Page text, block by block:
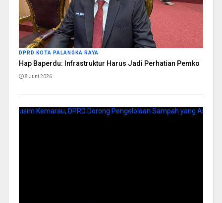
DPRD KOTA PALANGKA RAYA
Hap Baperdu: Infrastruktur Harus Jadi Perhatian Pemko
8 Juni 2026